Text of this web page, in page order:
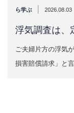
ら学ぶ 2026.08.03
浮気調査は、
ご夫婦片方の浮気
損害賠償請求」と